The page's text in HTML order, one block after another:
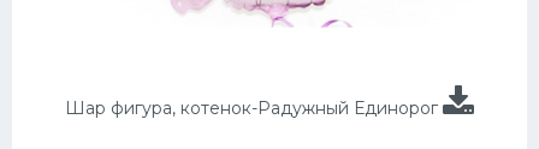
Шар фигура, котенок-Радужный Единорог